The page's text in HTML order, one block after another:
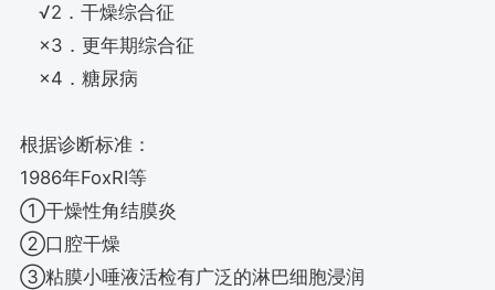
√2．干燥综合征
×3．更年期综合征
×4．糖尿病
根据诊断标准：
1986年FoxRI等
①干燥性角结膜炎
②口腔干燥
③粘膜小唾液活检有广泛的淋巴细胞浸润